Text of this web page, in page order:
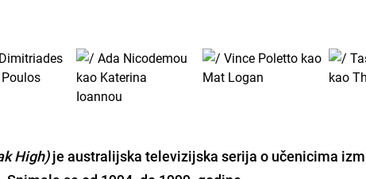
High)je australijska televizijska serija o učenicima